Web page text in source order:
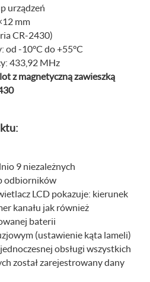
urządzeń
mm
CR-2430)
od -10°C do +55°C
433,92 MHz
z magnetyczną zawieszką
9 niezależnych
odbiorników
LCD pokazuje: kierunek
kanału jak również
baterii
(ustawienie kąta lameli)
jednoczesnej obsługi wszystkich
został zarejestrowany dany